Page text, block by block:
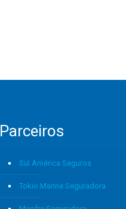
Parceiros
Sul América Seguros
Tokio Marine Seguradora